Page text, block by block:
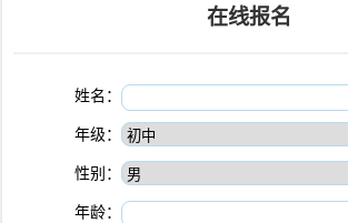
在线报名
姓名：
年级：
性别：
年龄：